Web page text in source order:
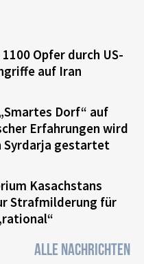
1100 Opfer durch US-
auf Iran
Dorf“ auf
Erfahrungen wird
Syrdarja gestartet
Kasachstans
Strafmilderung für
ALLE NACHRICHTEN